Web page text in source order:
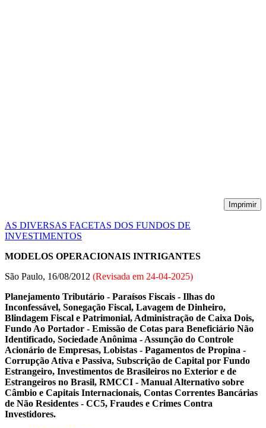
Imprimir
AS DIVERSAS FACETAS DOS FUNDOS DE
INVESTIMENTOS
MODELOS OPERACIONAIS INTRIGANTES
São Paulo, 16/08/2012 (Revisada em 24-04-2025)
Planejamento Tributário - Paraísos Fiscais - Ilhas do
Inconfessável, Sonegação Fiscal, Lavagem de Dinheiro,
Blindagem Fiscal e Patrimonial, Administração de Caixa Dois,
Fundo Ao Portador - Emissão de Cotas para Beneficiário Não
Identificado, Sociedade Anônima - Assunção do Controle
Acionário de Empresas, Lobistas - Pagamentos de Propina -
Corrupção Ativa e Passiva, Subscrição de Capital por Fundo
Estrangeiro, Investimentos de Brasileiros no Exterior e de
Estrangeiros no Brasil, RMCCI - Manual Alternativo sobre
Câmbio e Capitais Internacionais, Contas Correntes Bancárias
de Não Residentes - CC5, Fraudes e Crimes Contra
Investidores.